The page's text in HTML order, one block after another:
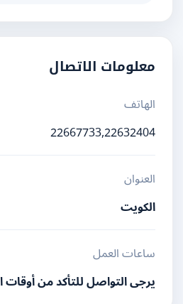
معلومات الاتصال
الهاتف
22667733,22632404
العنوان
الكويت
ساعات العمل
يرجى التواصل للتأكد من أوقات العمل